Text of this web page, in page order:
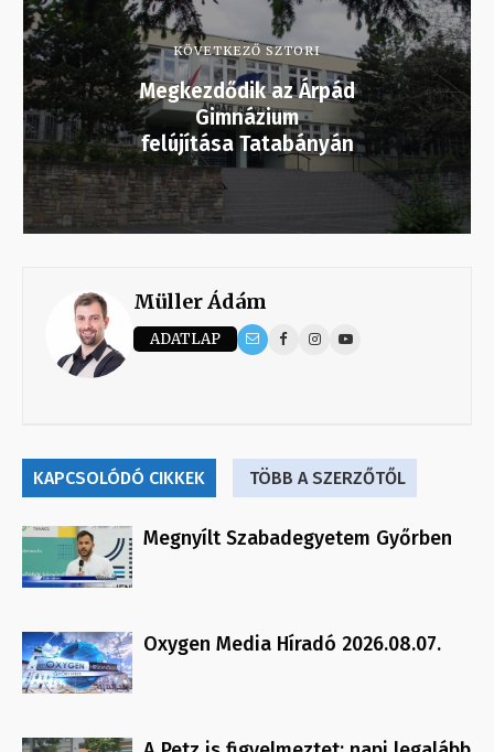
KÖVETKEZŐ SZTORI
Megkezdődik az Árpád
Gimnázium
felújítása Tatabányán
Müller Ádám
ADATLAP
KAPCSOLÓDÓ CIKKEK TÖBB A SZERZŐTŐL
Megnyílt Szabadegyetem Győrben
Oxygen Media Híradó 2026.08.07.